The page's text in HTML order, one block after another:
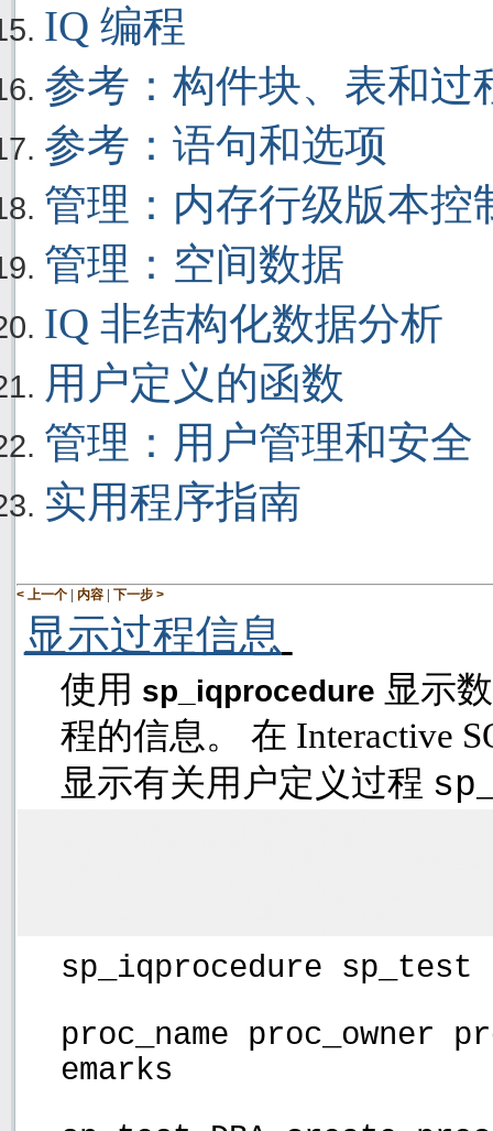
IQ 编程
参考：构件块、表和过
参考：语句和选项
管理：内存行级版本控
管理：空间数据
IQ 非结构化数据分析
用户定义的函数
管理：用户管理和安全
实用程序指南
< 上一个 | 内容 | 下一步 >
显示过程信息
使用 sp_iqprocedure 显示
程的信息。 在 Interactive
显示有关用户定义过程
sp_iqprocedure sp_test
proc_name
emarks